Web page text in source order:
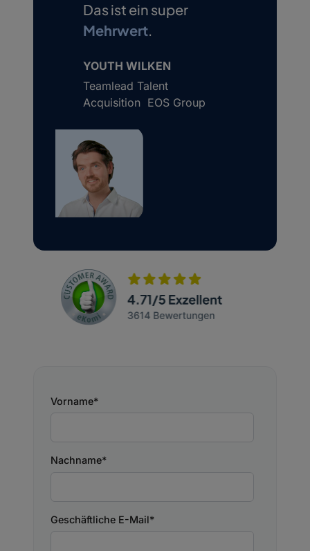
Das ist ein super
Mehrwert.
YOUTH WILKEN
Teamlead Talent
Acquisition EOS Group
Vorname*
Nachname*
Geschäftliche E-Mail*